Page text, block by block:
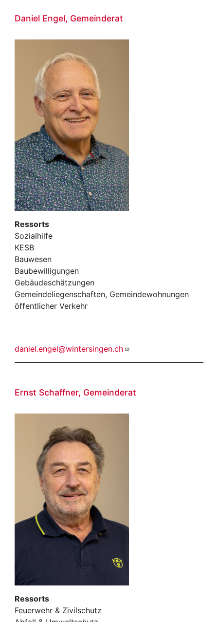
Daniel Engel, Gemeinderat
Ressorts
Sozialhilfe
KESB
Bauwesen
Baubewilligungen
Gebäudeschätzungen
Gemeindeliegenschaften, Gemeindewohnungen
öffentlicher Verkehr
daniel.engel@wintersingen.ch
Ernst Schaffner, Gemeinderat
Ressorts
Feuerwehr & Zivilschutz